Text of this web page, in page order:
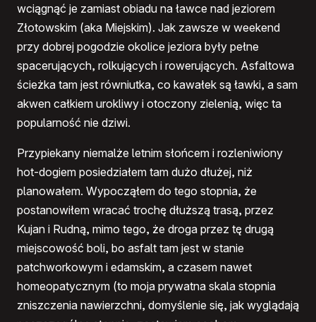
wciągnąć je zamiast obiadu na ławce nad jeziorem
Złotowskim (aka Miejskim). Jak zawsze w weekend
przy dobrej pogodzie okolice jeziora były pełne
spacerujących, rolkujących i rowerujących. Asfaltowa
ścieżka tam jest równiutka, co kawałek są ławki, a sam
akwen całkiem urokliwy i otoczony zielenią, więc ta
popularność nie dziwi.
Przypiekany niemalże letnim słońcem i rozleniwiony
hot-dogiem posiedziałem tam dużo dłużej, niż
planowałem. Wypocząłem do tego stopnia, że
postanowiłem wracać trochę dłuższą trasą, przez
Kujan i Rudną, mimo tego, że droga przez tę drugą
miejscowość boli, bo asfalt tam jest w stanie
patchworkowym i edamskim, a czasem nawet
homeopatycznym (to moja prywatna skala stopnia
zniszczenia nawierzchni, domyślenie się, jak wyglądają